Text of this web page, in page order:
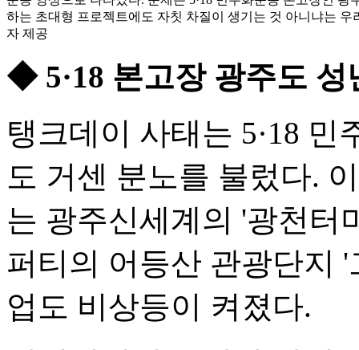
하는 초대형 프로젝트에도 자칫 차질이 생기는 것 아니냐는 우
자 제공
◆ 5·18 본고장 광주도
탱크데이 사태는 5·18
도 거센 분노를 불렀다.
는 광주신세계의 '광천터
퍼티의 어등산 관광단지
업도 비상등이 켜졌다.